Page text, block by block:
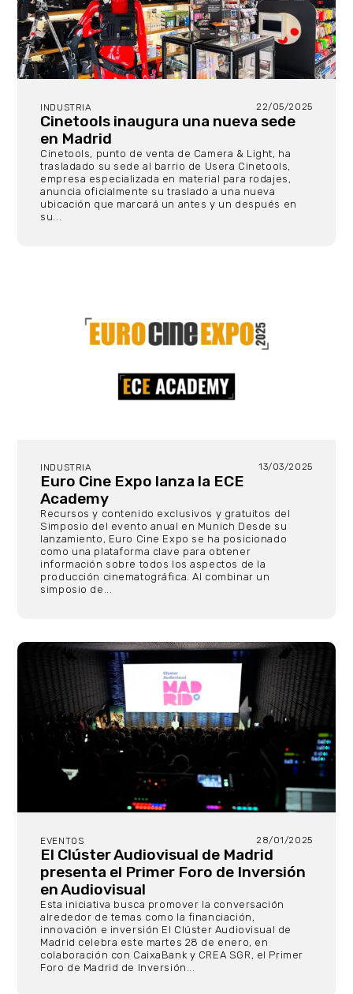
INDUSTRIA 22/05/2025
Cinetools inaugura una nueva sede
en Madrid
Cinetools, punto de venta de Camera & Light, ha
trasladado su sede al barrio de Usera Cinetools,
empresa especializada en material para rodajes,
anuncia oficialmente su traslado a una nueva
ubicación que marcará un antes y un después en
su...
INDUSTRIA 13/03/2025
Euro Cine Expo lanza la ECE
Academy
Recursos y contenido exclusivos y gratuitos del
Simposio del evento anual en Munich Desde su
lanzamiento, Euro Cine Expo se ha posicionado
como una plataforma clave para obtener
información sobre todos los aspectos de la
producción cinematográfica. Al combinar un
simposio de...
EVENTOS 28/01/2025
El Clúster Audiovisual de Madrid
presenta el Primer Foro de Inversión
en Audiovisual
Esta iniciativa busca promover la conversación
alrededor de temas como la financiación,
innovación e inversión El Clúster Audiovisual de
Madrid celebra este martes 28 de enero, en
colaboración con CaixaBank y CREA SGR, el Primer
Foro de Madrid de Inversión...